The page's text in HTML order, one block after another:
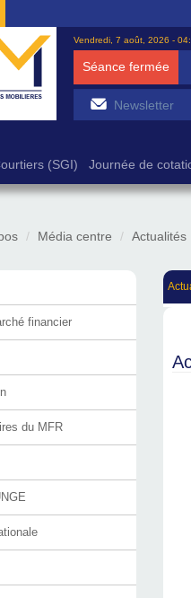
Vendredi, 7 août, 2026 -
Séance fermée
(SGI) Journée de
Média centre Actualités
financier
du MFR